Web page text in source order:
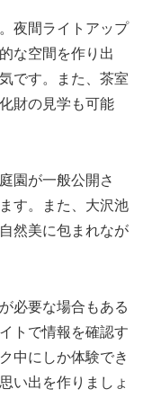
夜間ライトアップ
な空間を作り出
です。また、茶室
財の見学も可能
園が一般公開さ
す。また、大沢池
然美に包まれなが
必要な場合もある
トで情報を確認す
中にしか体験でき
い出を作りましょ